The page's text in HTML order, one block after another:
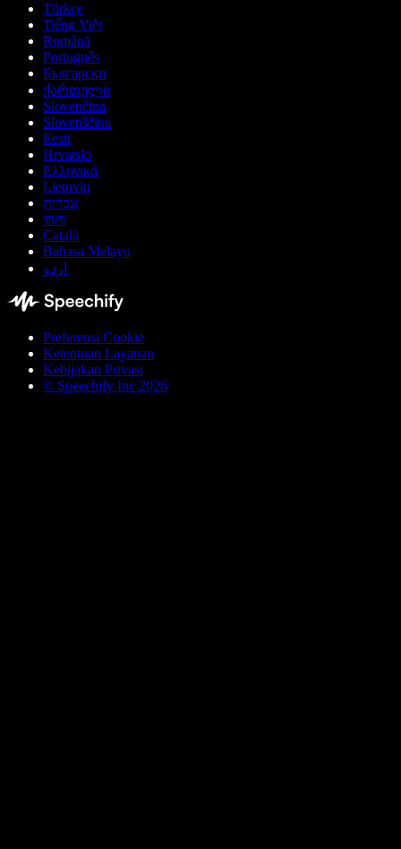
Türkçe
Tiếng Việt
Română
Português
Български
ქართული
Slovenčina
Slovenščina
Eesti
Hrvatski
Ελληνικά
Lietuvių
עברית
বাংলা
Català
Bahasa Melayu
اردو
Preferensi Cookie
Ketentuan Layanan
Kebijakan Privasi
© Speechify Inc 2026